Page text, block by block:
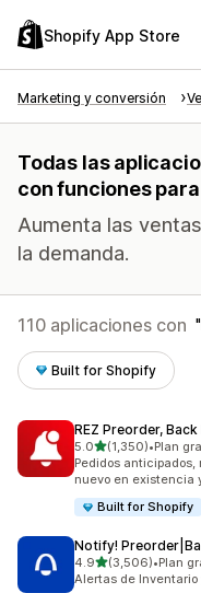
Shopify App Store
Marketing y conversión
Todas las
con funciones
Aumenta las
la demanda.
110 aplicaciones con
Built for Shopify
REZ Preorder,
5.0de 5 estrellas
(1,350)
1350 reseñas en total
•Plan
Pedidos
nuevo en existencia
Built for Shopify
Notify!
4.9de 5 estrellas
(3,506)
3506 reseñas en
•Plan
Alertas de Inventario